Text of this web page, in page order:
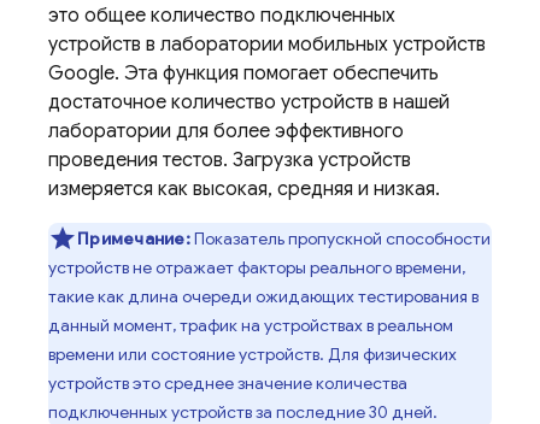
это общее количество подключенных
устройств в лаборатории мобильных устройств
Google. Эта функция помогает обеспечить
достаточное количество устройств в нашей
лаборатории для более эффективного
проведения тестов. Загрузка устройств
измеряется как высокая, средняя и низкая.
Примечание:Показатель пропускной способности
устройств не отражает факторы реального времени,
такие как длина очереди ожидающих тестирования в
данный момент, трафик на устройствах в реальном
времени или состояние устройств. Для физических
устройств это среднее значение количества
подключенных устройств за последние 30 дней.